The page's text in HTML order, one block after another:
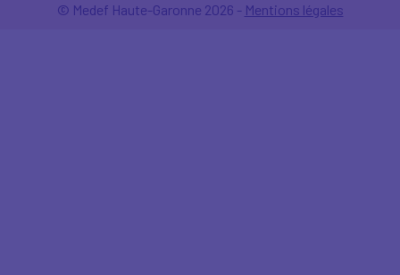
© Medef Haute-Garonne 2026 - Mentions légales